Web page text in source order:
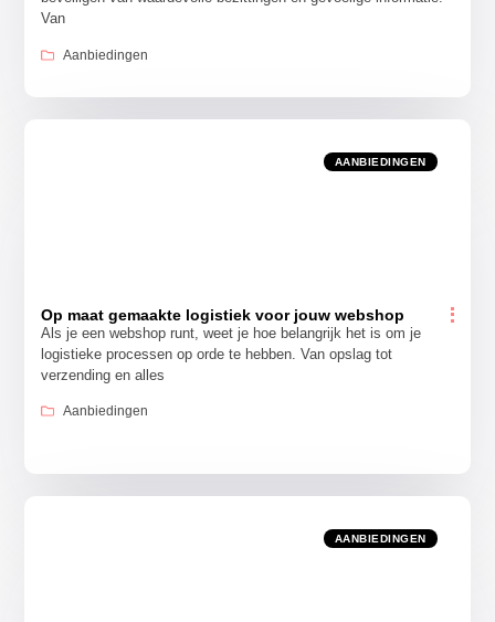
Van
Aanbiedingen
AANBIEDINGEN
Op maat gemaakte logistiek voor jouw webshop
Als je een webshop runt, weet je hoe belangrijk het is om je
logistieke processen op orde te hebben. Van opslag tot
verzending en alles
Aanbiedingen
AANBIEDINGEN